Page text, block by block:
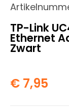
TP-Link
Ethernet
Zwart
€ 7,95